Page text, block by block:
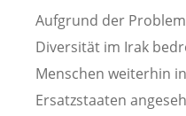
Aufgrund der
Diversität im Irak
Menschen weiterhin
Ersatzstaaten